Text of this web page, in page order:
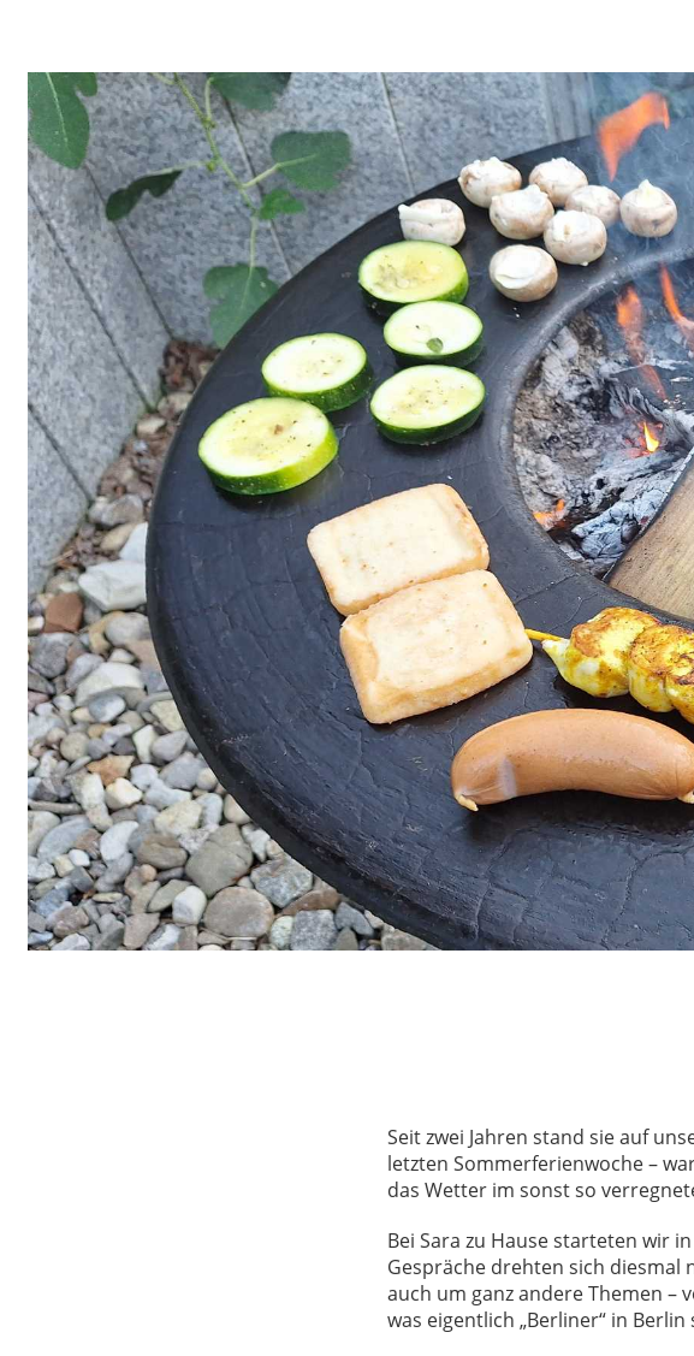
Seit zwei Jahren stand sie auf
letzten Sommerferienwoche –
das Wetter im sonst so
Bei Sara zu Hause starteten wir
Gespräche drehten sich
auch um ganz andere Themen –
was eigentlich „Berliner“ in Berlin